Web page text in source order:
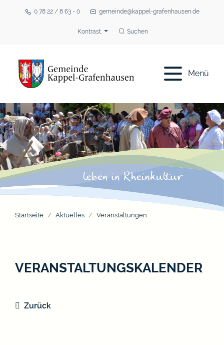
0 78 22 / 8 63 - 0 gemeinde@kappel-grafenhausen.de
Kontrast Suchen
Menü
Startseite Aktuelles Veranstaltungen
VERANSTALTUNGSKALENDER
Zurück